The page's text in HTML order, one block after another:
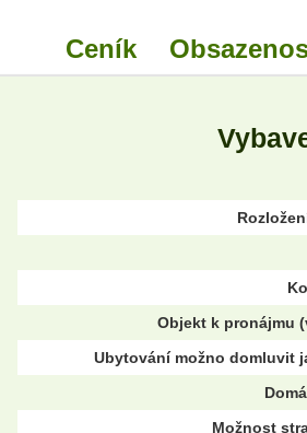
Ceník
Objekt k pronájmu
Ubytování možno domluvit
Možnost